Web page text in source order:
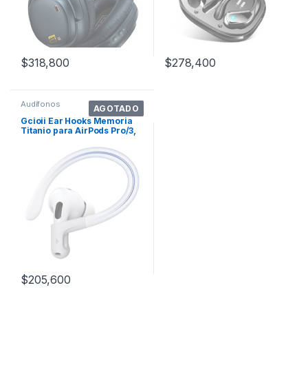
$318,800 $278,400
AGOTADO
Audífonos
Gcioii Ear Hooks Memoria
Titanio para AirPods Pro/3,
$205,600